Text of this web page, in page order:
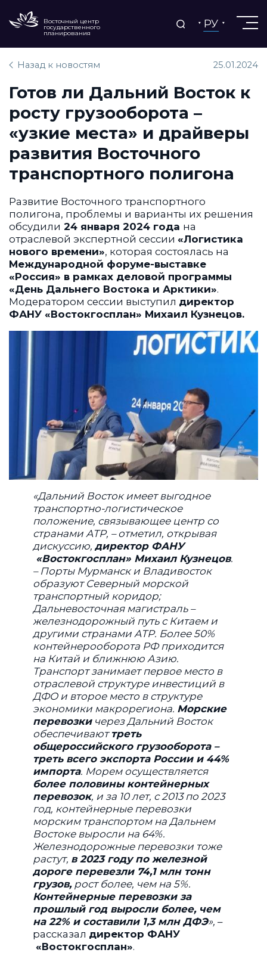
Восточный центр
государственного
планирования
РУ
Назад к новостям 25.01.2024
Готов ли Дальний Восток к
росту грузооборота –
«узкие места» и драйверы
развития Восточного
транспортного полигона
Развитие Восточного транспортного
полигона, проблемы и варианты их решения
обсудили 24 января 2024 года на
отраслевой экспертной сессии «Логистика
нового времени», которая состоялась на
Международной форуме-выставке
«Россия» в рамках деловой программы
«День Дальнего Востока и Арктики».
Модератором сессии выступил директор
ФАНУ «Востокгосплан» Михаил Кузнецов.
«Дальний Восток имеет выгодное
транспортно-логистическое
положение, связывающее центр со
странами АТР, – отметил, открывая
дискуссию, директор ФАНУ
«Востокгосплан» Михаил Кузнецов.
– Порты Мурманск и Владивосток
образуют Северный морской
транспортный коридор;
Дальневосточная магистраль –
железнодорожный путь с Китаем и
другими странами АТР. Более 50%
контейнерооборота РФ приходится
на Китай и ближнюю Азию.
Транспорт занимает первое место в
отраслевой структуре инвестиций в
ДФО и второе место в структуре
экономики макрорегиона. Морские
перевозкичерез Дальний Восток
обеспечивают треть
общероссийского грузооборота –
треть всего экспорта России и 44%
импорта. Морем осуществляется
более половины контейнерных
перевозок, и за 10 лет, с 2013 по 2023
год, контейнерные перевозки
морским транспортом на Дальнем
Востоке выросли на 64%.
Железнодорожные перевозки тоже
растут, в 2023 году по железной
дороге перевезли 74,1 млн тонн
грузов,рост более, чем на 5%.
Контейнерные перевозки за
прошлый год выросли более, чем
на 22% и составили 1,3 млн ДФЭ», –
рассказал директор ФАНУ
«Востокгосплан».